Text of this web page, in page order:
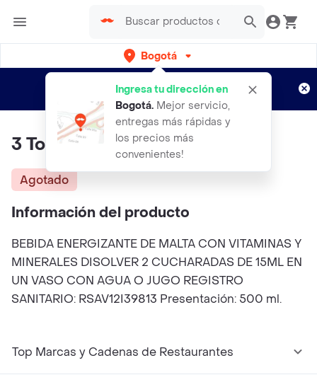
Bogotá
Ingresa tu dirección en
Bogotá. Mejor servicio,
entregas más rápidas y
los precios más
convenientes!
envíos gratis por semanas
Aplican TyC
3 Toros Jarabe Energizante
Agotado
Información del producto
BEBIDA ENERGIZANTE DE MALTA CON VITAMINAS Y
MINERALES DISOLVER 2 CUCHARADAS DE 15ML EN
UN VASO CON AGUA O JUGO REGISTRO
SANITARIO: RSAV12I39813 Presentación: 500 ml.
Top Marcas y Cadenas de Restaurantes